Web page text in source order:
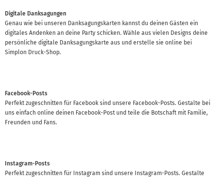
Digitale Danksagungen
Genau wie bei unseren Danksagungskarten kannst du deinen Gästen ein
digitales Andenken an deine Party schicken. Wähle aus vielen Designs deine
persönliche digitale Danksagungskarte aus und erstelle sie online bei
Simplon Druck-Shop.
Facebook-Posts
Perfekt zugeschnitten für Facebook sind unsere Facebook-Posts. Gestalte bei
uns einfach online deinen Facebook-Post und teile die Botschaft mit Familie,
Freunden und Fans.
Instagram-Posts
Perfekt zugeschnitten für Instagram sind unsere Instagram-Posts. Gestalte